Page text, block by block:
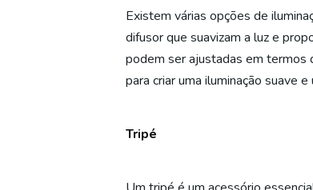
Existem várias opções de
difusor que suavizam a luz e
podem ser ajustadas em termos
para criar uma iluminação suave
Tripé